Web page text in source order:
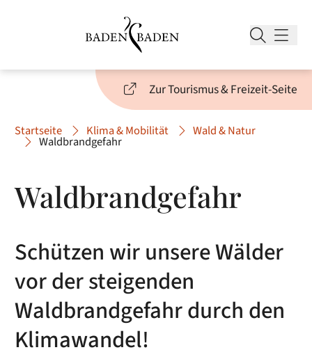
Zur Tourismus & Freizeit-Seite
Startseite Klima & Mobilität Wald & Natur
Waldbrandgefahr
Waldbrandgefahr
Schützen wir unsere Wälder
vor der steigenden
Waldbrandgefahr durch den
Klimawandel!